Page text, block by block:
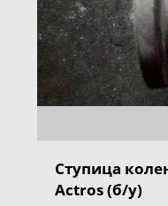
Ступица
Actros (б/у)